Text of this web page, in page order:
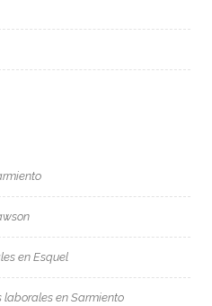
en Esquel
laborales en Sarmiento